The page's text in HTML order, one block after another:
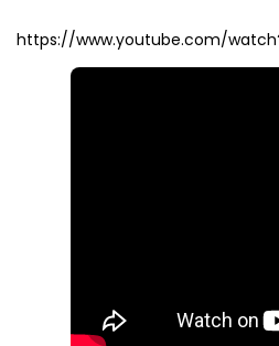
https://www.youtube.com/